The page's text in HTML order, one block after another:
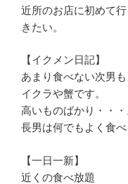
近所のお店に初めて
きたい。
【イクメン日記】
あまり食べない次男
イクラや蟹です。
高いものばかり・・・
長男は何でもよく食べ
【一日一新】
近くの食べ放題